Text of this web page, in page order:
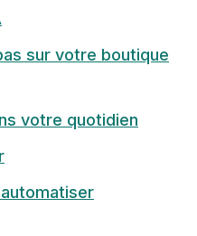
sur votre boutique
votre quotidien